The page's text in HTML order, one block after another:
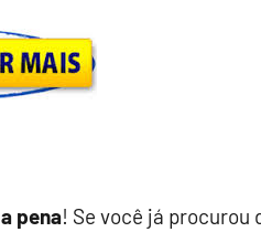
pena! Se você já procurou